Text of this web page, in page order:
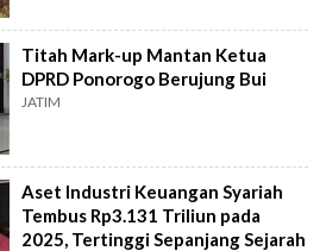
Titah Mark-up Mantan Ketua
DPRD Ponorogo Berujung Bui
JATIM
Aset Industri Keuangan Syariah
Tembus Rp3.131 Triliun pada
2025, Tertinggi Sepanjang Sejarah